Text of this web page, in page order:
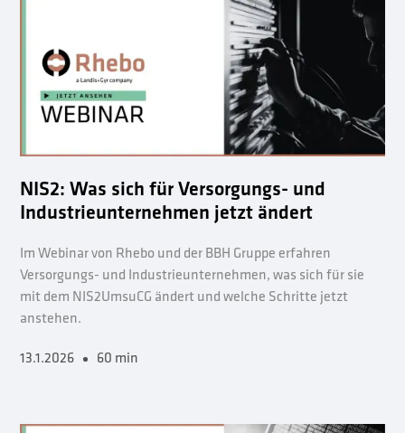
NIS2: Was sich für Versorgungs- und
Industrieunternehmen jetzt ändert
Im Webinar von Rhebo und der BBH Gruppe erfahren
Versorgungs- und Industrieunternehmen, was sich für sie
mit dem NIS2UmsuCG ändert und welche Schritte jetzt
anstehen.
13.1.2026 60 min